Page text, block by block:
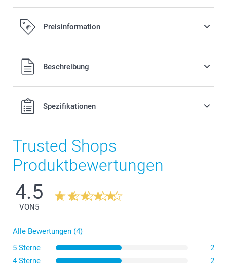
Preisinformation
Alle Preise verstehen sich in EURO (€) inkl. MwSt. und zzgl.
Versandkosten.Beschreibung
Spezifikationen
Trusted Shops
Produktbewertungen
4.5
VON5
Alle Bewertungen (4)
5 Sterne
2
4 Sterne
2